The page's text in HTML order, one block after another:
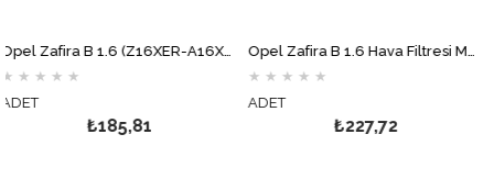
Opel Zafira B 1.6 (Z16XER-A16XER) Yağ Filtresi MOTOCAR
★ ★
₺185,81
Opel Zafira B 1.6 Hava Filtresi MOTOCAR
★ ★ ★
ADET
₺227,72